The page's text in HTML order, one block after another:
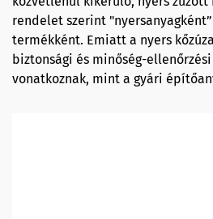
rendelet szerint
termékként. Emiatt a nyers
biztonsági és minőség-
vonatkoznak, mint a gyári